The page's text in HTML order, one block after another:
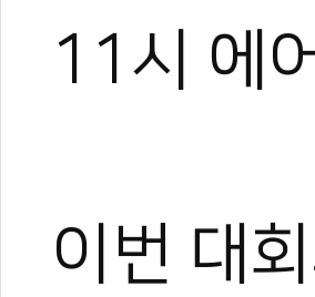
11시 에
이번 대 0